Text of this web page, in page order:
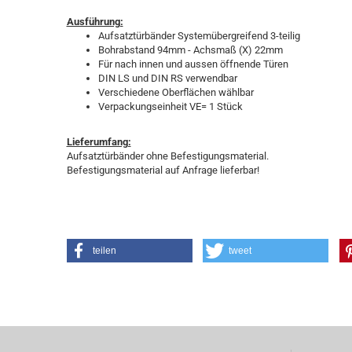
Ausführung:
Aufsatztürbänder Systemübergreifend 3-teilig
Bohrabstand 94mm - Achsmaß (X) 22mm
Für nach innen und aussen öffnende Türen
DIN LS und DIN RS verwendbar
Verschiedene Oberflächen wählbar
Verpackungseinheit VE= 1 Stück
Lieferumfang:
Aufsatztürbänder ohne Befestigungsmaterial.
Befestigungsmaterial auf Anfrage lieferbar!
teilen tweet